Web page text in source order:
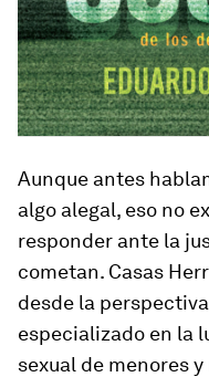
Aunque antes
algo alegal, eso no
responder ante la
cometan. Casas
desde la
especializado en la
sexual de menores